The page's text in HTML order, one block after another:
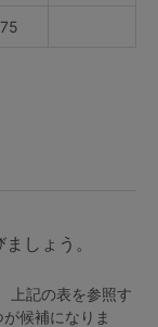
しょう。
上記の表を参照す
候補になりま